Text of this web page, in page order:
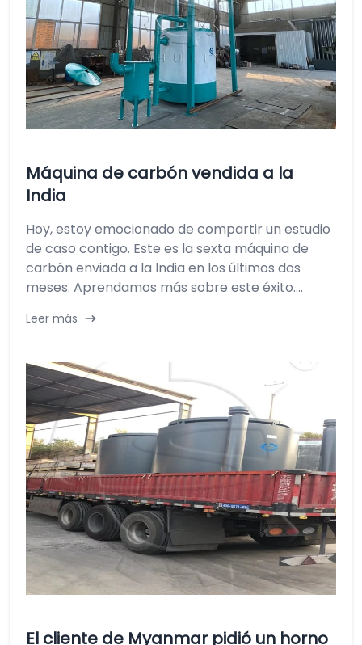
Máquina de carbón vendida a la
India
Hoy, estoy emocionado de compartir un estudio
de caso contigo. Este es la sexta máquina de
carbón enviada a la India en los últimos dos
meses. Aprendamos más sobre este éxito....
Leer más
El cliente de Myanmar pidió un horno